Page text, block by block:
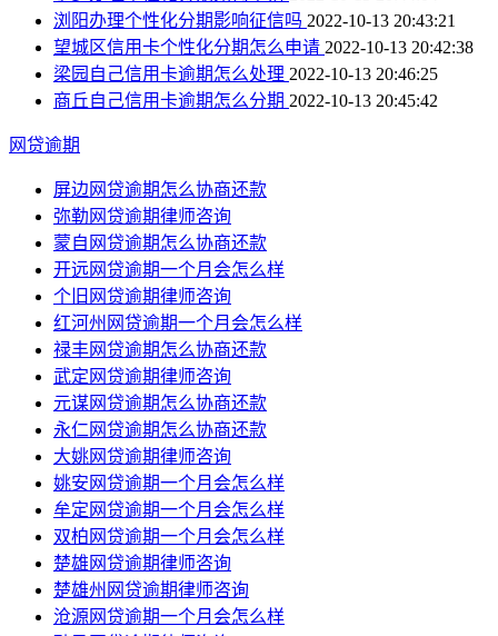
浏阳办理个性化分期影响征信吗 2022-10-13 20:43:21
望城区信用卡个性化分期怎么申请 2022-10-13 20:42:38
梁园自己信用卡逾期怎么处理 2022-10-13 20:46:25
商丘自己信用卡逾期怎么分期 2022-10-13 20:45:42
网贷逾期
屏边网贷逾期怎么协商还款
弥勒网贷逾期律师咨询
蒙自网贷逾期怎么协商还款
开远网贷逾期一个月会怎么样
个旧网贷逾期律师咨询
红河州网贷逾期一个月会怎么样
禄丰网贷逾期怎么协商还款
武定网贷逾期律师咨询
元谋网贷逾期怎么协商还款
永仁网贷逾期怎么协商还款
大姚网贷逾期律师咨询
姚安网贷逾期一个月会怎么样
牟定网贷逾期一个月会怎么样
双柏网贷逾期一个月会怎么样
楚雄网贷逾期律师咨询
楚雄州网贷逾期律师咨询
沧源网贷逾期一个月会怎么样